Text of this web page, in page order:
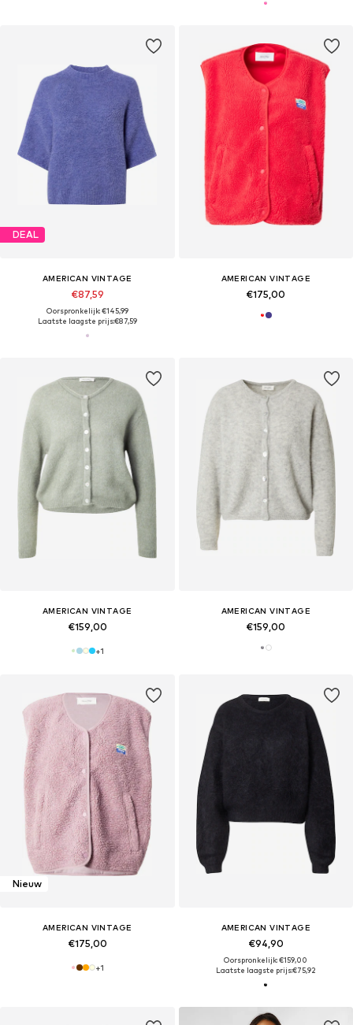
DEAL
AMERICAN VINTAGE
€87,59
Oorspronkelijk: €145,99
Laatste laagste prijs:€87,59
AMERICAN VINTAGE
€175,00
AMERICAN VINTAGE
€159,00
+1
AMERICAN VINTAGE
€159,00
Nieuw
AMERICAN VINTAGE
€175,00
+1
AMERICAN VINTAGE
€94,90
Oorspronkelijk: €159,00
Laatste laagste prijs:€75,92